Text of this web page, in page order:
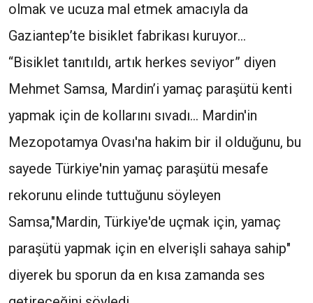
olmak ve ucuza mal etmek amacıyla da
Gaziantep’te bisiklet fabrikası kuruyor…
“Bisiklet tanıtıldı, artık herkes seviyor” diyen
Mehmet Samsa, Mardin’i yamaç paraşütü kenti
yapmak için de kollarını sıvadı… Mardin'in
Mezopotamya Ovası'na hakim bir il olduğunu, bu
sayede Türkiye'nin yamaç paraşütü mesafe
rekorunu elinde tuttuğunu söyleyen
Samsa,"Mardin, Türkiye'de uçmak için, yamaç
paraşütü yapmak için en elverişli sahaya sahip"
diyerek bu sporun da en kısa zamanda ses